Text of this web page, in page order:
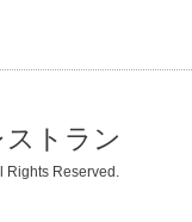
トラン
Rights Reserved.